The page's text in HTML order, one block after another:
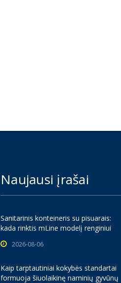
Naujausi įrašai
Sanitarinis konteineris su pisuarais:
kada rinktis mLine modelį renginiui
2026-08-06
Kaip tarptautiniai kokybės standartai
formuoja šiuolaikinę naminių gyvūnų